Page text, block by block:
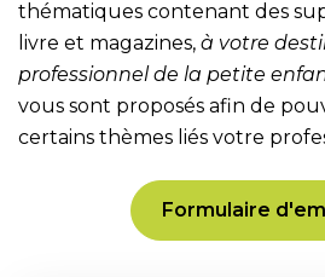
thématiques contenant des
livre et magazines, à votre
professionnel de la petite
vous sont proposés afin de
certains thèmes liés votre
Formulaire